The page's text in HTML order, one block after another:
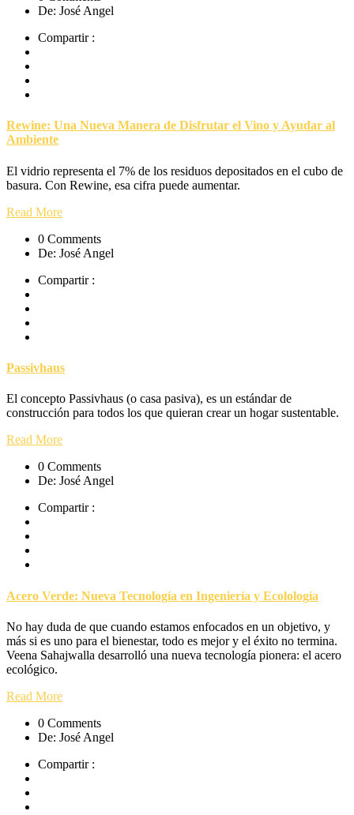
De: José Angel
Compartir :
Rewine: Una Nueva Manera de Disfrutar el Vino y Ayudar al
Ambiente
El vidrio representa el 7% de los residuos depositados en el cubo de
basura. Con Rewine, esa cifra puede aumentar.
Read More
0 Comments
De: José Angel
Compartir :
Passivhaus
El concepto Passivhaus (o casa pasiva), es un estándar de
construcción para todos los que quieran crear un hogar sustentable.
Read More
0 Comments
De: José Angel
Compartir :
Acero Verde: Nueva Tecnología en Ingeniería y Ecolología
No hay duda de que cuando estamos enfocados en un objetivo, y
más si es uno para el bienestar, todo es mejor y el éxito no termina.
Veena Sahajwalla desarrolló una nueva tecnología pionera: el acero
ecológico.
Read More
0 Comments
De: José Angel
Compartir :